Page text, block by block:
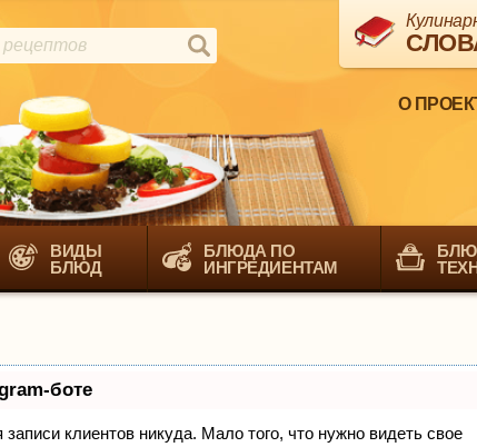
О
ВИДЫ
БЛЮД
БЛЮДА ПО
ИНГРЕДИЕНТАМ
боте
клиентов никуда. Мало того, что нужно видеть свое